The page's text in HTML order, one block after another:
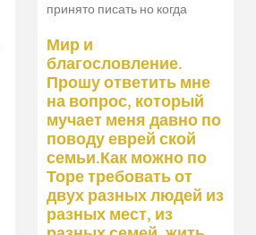
принято писать но когда
Мир и
благословление.
Прошу ответить мне
на вопрос, который
мучает меня давно по
поводу еврей ской
семьи.Как можно по
Торе требовать от
двух разных людей из
разных мест, из